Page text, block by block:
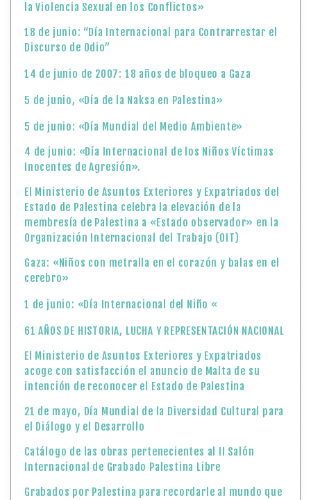
la Violencia Sexual en los Conflictos»
18 de junio: “Día Internacional para Contrarrestar el
Discurso de Odio”
14 de junio de 2007: 18 años de bloqueo a Gaza
5 de junio, «Día de la Naksa en Palestina»
5 de junio: «Día Mundial del Medio Ambiente»
4 de junio: «Día Internacional de los Niños Víctimas
Inocentes de Agresión».
El Ministerio de Asuntos Exteriores y Expatriados del
Estado de Palestina celebra la elevación de la
membresía de Palestina a «Estado observador» en la
Organización Internacional del Trabajo (OIT)
Gaza: «Niños con metralla en el corazón y balas en el
cerebro»
1 de junio: «Día Internacional del Niño «
61 AÑOS DE HISTORIA, LUCHA Y REPRESENTACIÓN NACIONAL
El Ministerio de Asuntos Exteriores y Expatriados
acoge con satisfacción el anuncio de Malta de su
intención de reconocer el Estado de Palestina
21 de mayo, Día Mundial de la Diversidad Cultural para
el Diálogo y el Desarrollo
Catálogo de las obras pertenecientes al II Salón
Internacional de Grabado Palestina Libre
Grabados por Palestina para recordarle al mundo que